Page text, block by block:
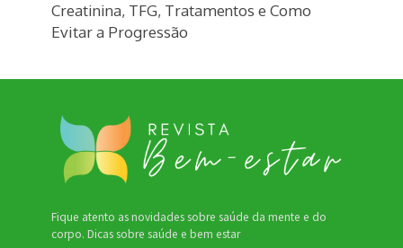
Creatinina, TFG, Tratamentos e Como
Evitar a Progressão
Fique atento as novidades sobre saúde da mente e do
corpo. Dicas sobre saúde e bem estar